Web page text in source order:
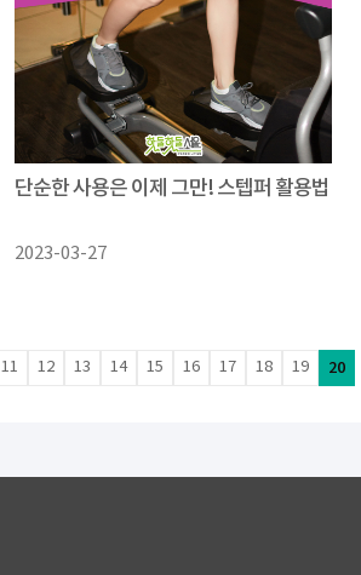
단순한 사용은 이제 그만! 스텝퍼 활용법
2023-03-27
11 12 13 14 15 16 17 18 19 20